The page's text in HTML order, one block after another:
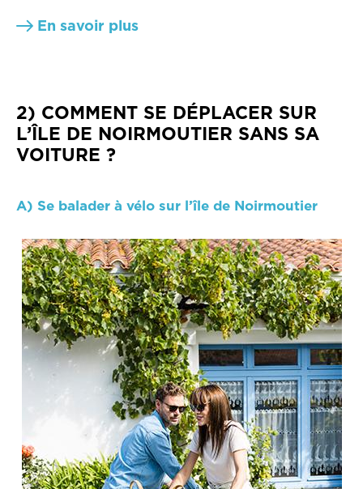
En savoir plus
2) COMMENT SE DÉPLACER SUR
L’ÎLE DE NOIRMOUTIER SANS SA
VOITURE ?
A) Se balader à vélo sur l’île de Noirmoutier